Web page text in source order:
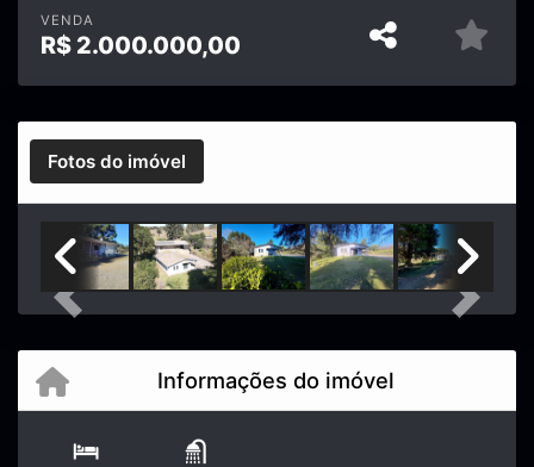
VENDA
R$ 2.000.000,00
Fotos do imóvel
Previous Next
Informações do imóvel